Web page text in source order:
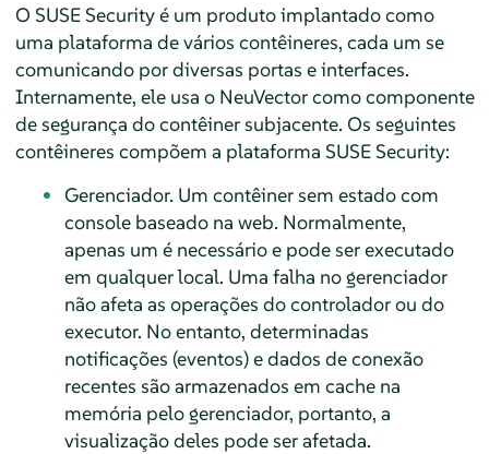
O SUSE Security é um produto implantado como
uma plataforma de vários contêineres, cada um se
comunicando por diversas portas e interfaces.
Internamente, ele usa o NeuVector como componente
de segurança do contêiner subjacente. Os seguintes
contêineres compõem a plataforma SUSE Security:
Gerenciador. Um contêiner sem estado com
console baseado na web. Normalmente,
apenas um é necessário e pode ser executado
em qualquer local. Uma falha no gerenciador
não afeta as operações do controlador ou do
executor. No entanto, determinadas
notificações (eventos) e dados de conexão
recentes são armazenados em cache na
memória pelo gerenciador, portanto, a
visualização deles pode ser afetada.